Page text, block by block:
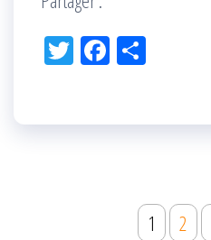
Tw Fac
k r
Navigation 1 2